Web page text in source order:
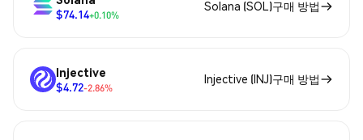
$74.14+0.10%
Solana (SOL)구매 방법
Injective
$4.72-2.86%
Injective (INJ)구매 방법